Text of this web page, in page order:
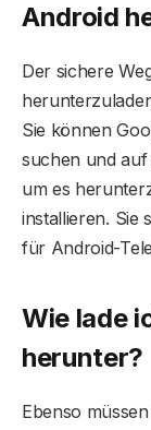
Android
Der sichere
Sie können
suchen und auf
um es
installieren. Sie
für Android-
Wie lade
herunter?
Ebenso